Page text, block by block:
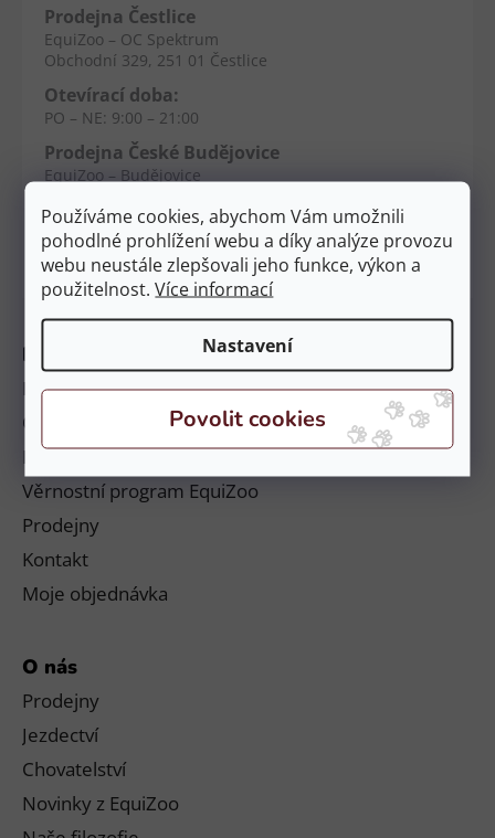
Používáme cookies, abychom Vám umožnili
pohodlné prohlížení webu a díky analýze provozu
webu neustále zlepšovali jeho funkce, výkon a
použitelnost.Více informací
Nastavení
Informace
Platby a doručení
Obchodní podmínky a reklamační řád
Podmínky ochrany osobních údajů
Věrnostní program EquiZoo
Prodejny
Kontakt
Moje objednávka
O nás
Prodejny
Jezdectví
Chovatelství
Novinky z EquiZoo
Prodejna Čestlice
EquiZoo – OC Spektrum
Obchodní 329, 251 01 Čestlice
Otevírací doba:
PO – NE: 9:00 – 21:00
Prodejna České Budějovice
EquiZoo – Budějovice
Otevírací doba:
PO – NE: 9:00 – 20:00